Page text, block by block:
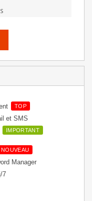
TOP
et SMS
IMPORTANT
NOUVEAU
Manager
7